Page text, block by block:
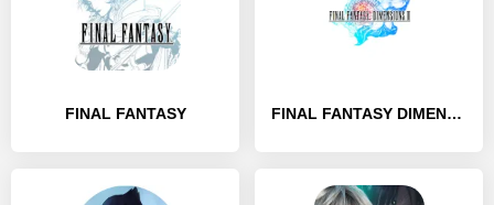
FINAL FANTASY FINAL FANTASY DIMENSIONS II